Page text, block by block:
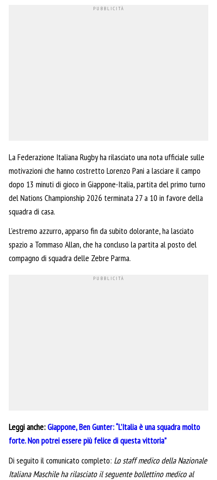
La Federazione Italiana Rugby ha rilasciato una nota ufficiale sulle
motivazioni che hanno costretto Lorenzo Pani a lasciare il campo
dopo 13 minuti di gioco in Giappone-Italia, partita del primo turno
del Nations Championship 2026 terminata 27 a 10 in favore della
squadra di casa.
L’estremo azzurro, apparso fin da subito dolorante, ha lasciato
spazio a Tommaso Allan, che ha concluso la partita al posto del
compagno di squadra delle Zebre Parma.
Leggi anche:Giappone, Ben Gunter: “L’Italia è una squadra molto
forte. Non potrei essere più felice di questa vittoria”
Di seguito il comunicato completo: Lo staff medico della Nazionale
Italiana Maschile ha rilasciato il seguente bollettino medico al